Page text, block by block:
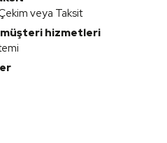
veya Taksit
hizmetleri